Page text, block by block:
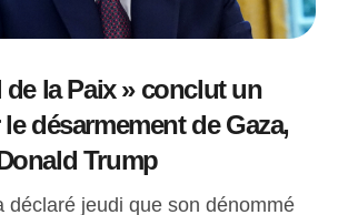
de la Paix » conclut un
désarmement de Gaza,
Trump
déclaré jeudi que son dénommé